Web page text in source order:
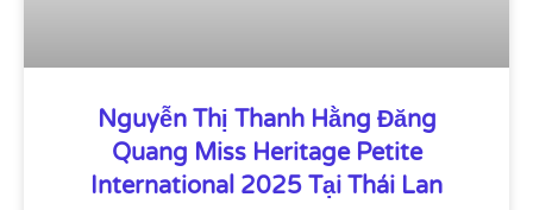
Nguyễn Thị Thanh Hằng Đăng
Quang Miss Heritage Petite
International 2025 Tại Thái Lan